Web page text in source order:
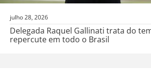
julho 28, 2026
Delegada Raquel Gallinati trata do
repercute em todo o Brasil